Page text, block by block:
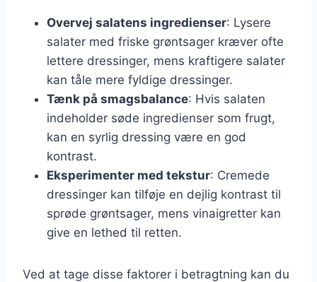
Overvej salatens ingredienser: Lysere
salater med friske grøntsager kræver ofte
lettere dressinger, mens kraftigere salater
kan tåle mere fyldige dressinger.
Tænk på smagsbalance: Hvis salaten
indeholder søde ingredienser som frugt,
kan en syrlig dressing være en god
kontrast.
Eksperimenter med tekstur: Cremede
dressinger kan tilføje en dejlig kontrast til
sprøde grøntsager, mens vinaigretter kan
give en lethed til retten.
Ved at tage disse faktorer i betragtning kan du